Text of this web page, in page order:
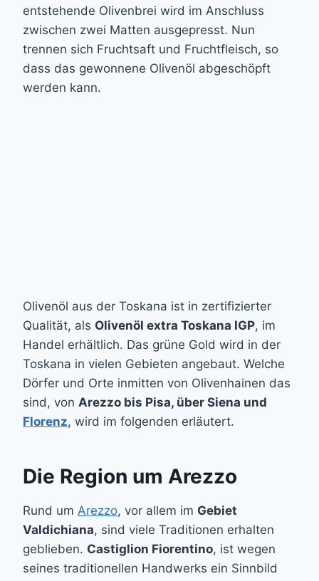
entstehende Olivenbrei wird im Anschluss
zwischen zwei Matten ausgepresst. Nun
trennen sich Fruchtsaft und Fruchtfleisch, so
dass das gewonnene Olivenöl abgeschöpft
werden kann.
Olivenöl aus der Toskana ist in zertifizierter
Qualität, als Olivenöl extra Toskana IGP, im
Handel erhältlich. Das grüne Gold wird in der
Toskana in vielen Gebieten angebaut. Welche
Dörfer und Orte inmitten von Olivenhainen das
sind, von Arezzo bis Pisa, über Siena und
Florenz, wird im folgenden erläutert.
Die Region um Arezzo
Rund um Arezzo, vor allem im Gebiet
Valdichiana, sind viele Traditionen erhalten
geblieben. Castiglion Fiorentino, ist wegen
seines traditionellen Handwerks ein Sinnbild